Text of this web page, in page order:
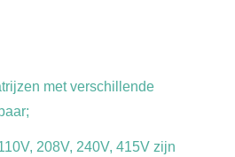
met verschillende
208V, 240V, 415V zijn